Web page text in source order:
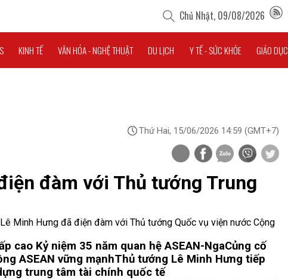
Chủ Nhật, 09/08/2026
KINH TẾ VĂN HÓA - NGHỆ THUẬT DU LỊCH Y TẾ - SỨC KHỎE GIÁO DỤC
Thứ Hai, 15/06/2026 14:59 (GMT+7)
đàm với Thủ tướng Trung
Minh Hưng đã điện đàm với Thủ tướng Quốc vụ viện nước Cộng
cao Kỷ niệm 35 năm quan hệ ASEAN-NgaCủng cố
ASEAN vững mạnhThủ tướng Lê Minh Hưng tiếp
trung tâm tài chính quốc tế